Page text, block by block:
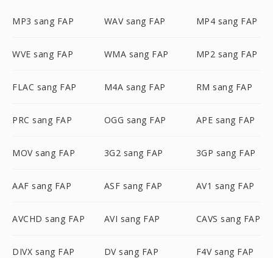
MP3 sang FAP WAV sang FAP MP4 sang FAP
WVE sang FAP WMA sang FAP MP2 sang FAP
FLAC sang FAP M4A sang FAP RM sang FAP
PRC sang FAP OGG sang FAP APE sang FAP
MOV sang FAP 3G2 sang FAP 3GP sang FAP
AAF sang FAP ASF sang FAP AV1 sang FAP
AVCHD sang FAP AVI sang FAP CAVS sang FAP
DIVX sang FAP DV sang FAP F4V sang FAP